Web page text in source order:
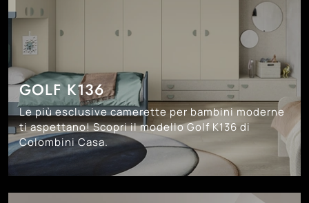
GOLF K136
Le più esclusive camerette per bambini moderne
ti aspettano! Scopri il modello Golf K136 di
Colombini Casa.